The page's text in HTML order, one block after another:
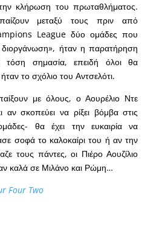
κλήρωση του πρωταθλήματος.
μεταξύ τους πριν από
League δύο ομάδες που
ήταν η παρατήρηση
τόση σημασία, επειδή όλοι θα
το σχόλιο του Αντσελότι.
με όλους, ο Αουρέλιο Ντε
αν σκοπεύει να ρίξει βόμβα στις
θα έχει την ευκαιρία να
σοφά το καλοκαίρι του ή αν την
τους πάντες, οι Πιέρο Αουζίλιο
καλά σε Μιλάνο και Ρώμη…
Four Two